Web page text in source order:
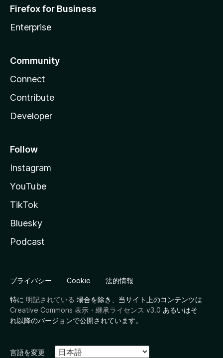
Firefox for Business
Enterprise
Community
Connect
Contribute
Developer
Follow
Instagram
YouTube
TikTok
Bluesky
Podcast
プライバシー Cookie 法的情報
特に 明記されている 場合を除き、当サイト上のコンテンツは
Creative Commons 表示・継承ライセンス v3.0 あるいはそ
れ以降のバージョンで公開されています。
言語を変更